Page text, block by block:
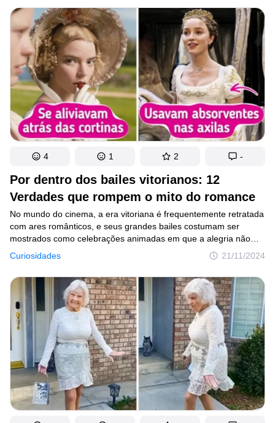
que reunimos aqui permanecerão em sua mente por muito
tempo depois que você terminar de ler.
Por dentro dos bailes vitorianos: 12
Verdades que rompem o mito do romance
Curiosidades 21/11/2024
No mundo do cinema, a era vitoriana é frequentemente retratada
com ares românticos, e seus grandes bailes costumam ser
mostrados como celebrações animadas em que a alegria não
teria limites. No entanto, a verdade por trás de tais eventos era
outra: significava despesas colossais e preparações meticulosas.
E para os convidados, os desafios eram igualmente
assustadores: navegar por um labirinto de centenas de regras
e manter o máximo de condicionamento físico para dançar
a noite toda por seis a oito horas seguidas.
4 1 2 -